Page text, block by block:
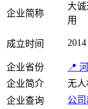
企业简称
大诚
用
成立时间 2014
企业省份
📍
企业简介
无
企业查询
公